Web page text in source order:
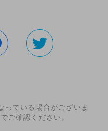
っている場合がございま
ご確認ください。